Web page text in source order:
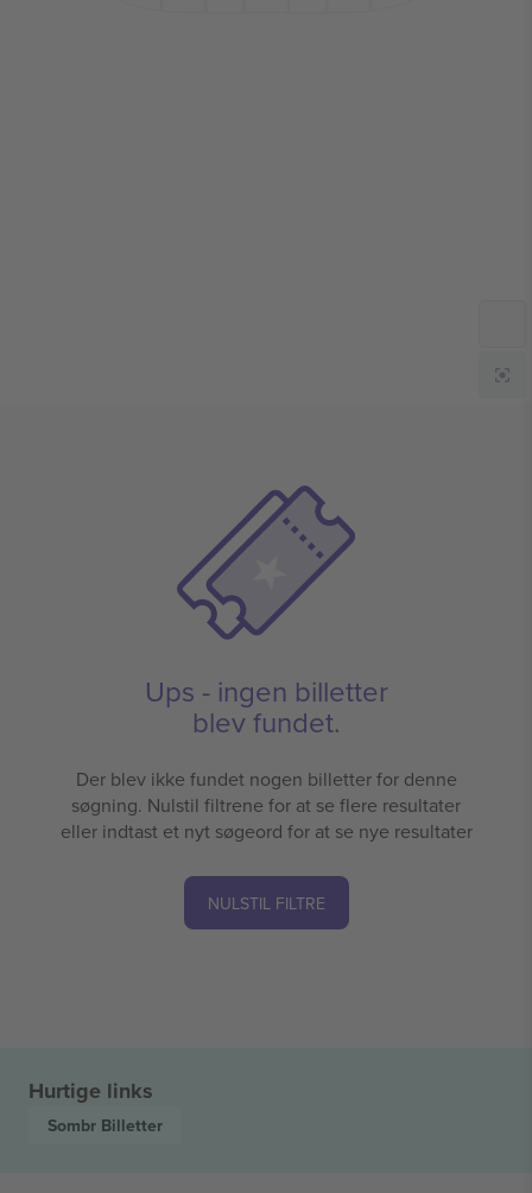
Ups - ingen billetter
blev fundet.
Der blev ikke fundet nogen billetter for denne
søgning. Nulstil filtrene for at se flere resultater
eller indtast et nyt søgeord for at se nye resultater
NULSTIL FILTRE
Hurtige links
Sombr Billetter